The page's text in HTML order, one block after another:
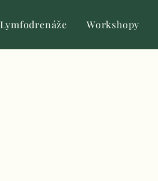
Lymfodrenáže Workshopy